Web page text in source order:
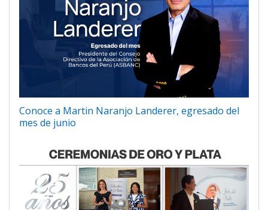
Conoce a Martin Naranjo Landerer, egresado del
mes de junio